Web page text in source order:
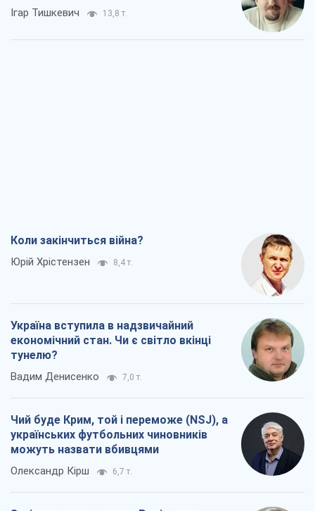
Ігар Тишкевич 13,8 т.
Коли закінчиться війна?
Юрій Хрістензен 8,4 т.
Україна вступила в надзвичайний
економічний стан. Чи є світло вкінці
тунелю?
Вадим Денисенко 7,0 т.
Чий буде Крим, той і переможе (NSJ), а
українських футбольних чиновників
можуть назвати вбивцями
Олександр Кірш 6,7 т.